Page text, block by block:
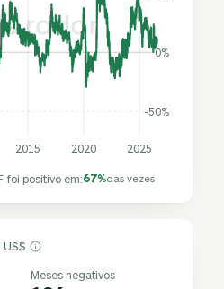
-50%
0%
2015 2020 2025
foi positivo em:67%das vezes
US$
Meses negativos